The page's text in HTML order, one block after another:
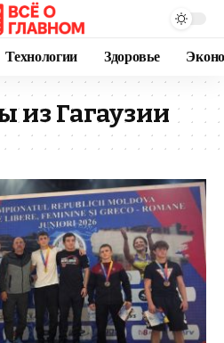
Технологии Здоровье
из Гагаузии